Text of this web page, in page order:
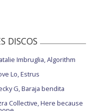
DISCOS
Imbruglia, Algorithm
Lo, Estrus
G, Baraja bendita
Collective, Here because